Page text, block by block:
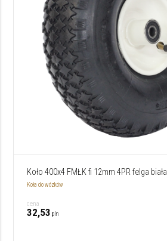
Koło 400x4 FMŁK fi 12mm 4PR felga biała
Koła do wózków
cena
32,53 pln